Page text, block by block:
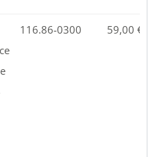
116.86-0300 59,00 €